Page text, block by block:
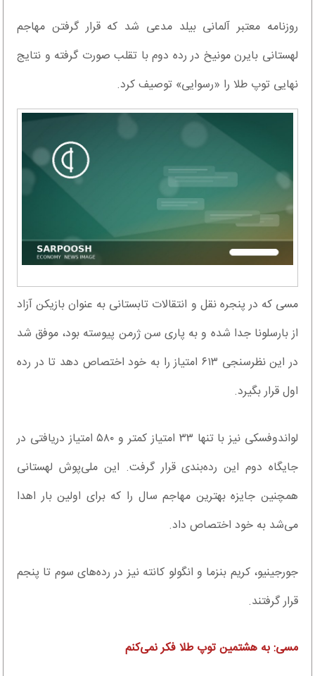
روزنامه معتبر آلمانی بیلد مدعی شد که قرار گرفتن مهاجم
لهستانی بایرن مونیخ در رده دوم با تقلب صورت گرفته و نتایج
نهایی توپ طلا را «رسوایی» توصیف کرد.
مسی که در پنجره نقل و انتقالات تابستانی به عنوان بازیکن آزاد
از بارسلونا جدا شده و به پاری سن ژرمن پیوسته بود، موفق شد
در این نظرسنجی ۶۱۳ امتیاز را به خود اختصاص دهد تا در رده
اول قرار بگیرد.
لواندوفسکی نیز با تنها ۳۳ امتیاز کمتر و ۵۸۰ امتیاز دریافتی در
جایگاه دوم این رده‌بندی قرار گرفت. این ملی‌پوش لهستانی
همچنین جایزه بهترین مهاجم سال را که برای اولین بار اهدا
می‌شد به خود اختصاص داد.
جورجینیو، کریم بنزما و انگولو کانته نیز در رده‌های سوم تا پنجم
قرار گرفتند.
مسی: به هشتمین توپ طلا فکر نمی‌کنم